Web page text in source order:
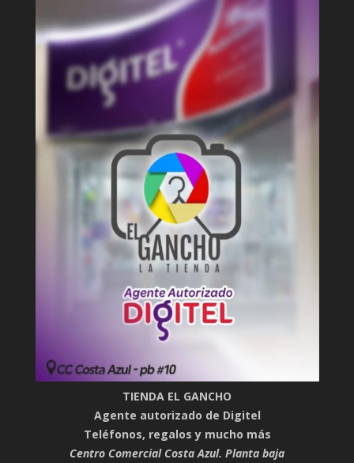
TIENDA EL GANCHO
Agente autorizado de Digitel
Teléfonos, regalos y mucho más
Centro Comercial Costa Azul. Planta baja